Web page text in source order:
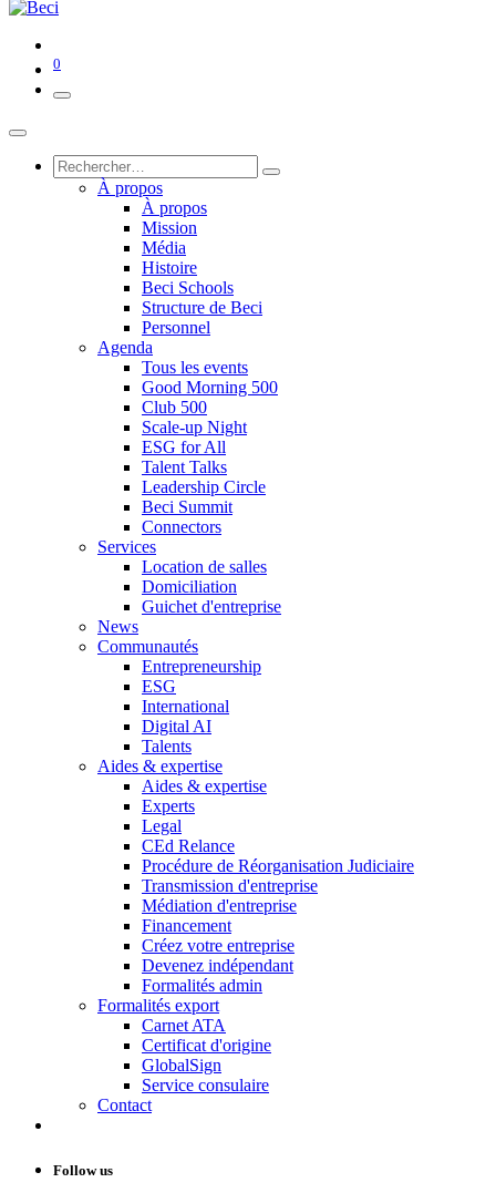
0
À propos
À propos
Mission
Média
Histoire
Beci Schools
Structure de Beci
Personnel
Agenda
Tous les events
Good Morning 500
Club 500
Scale-up Night
ESG for All
Talent Talks
Leadership Circle
Beci Summit
Connectors
Services
Location de salles
Domiciliation
Guichet d'entreprise
News
Communautés
Entrepreneurship
ESG
International
Digital AI
Talents
Aides & expertise
Aides & expertise
Experts
Legal
CEd Relance
Procédure de Réorganisation Judiciaire
Transmission d'entreprise
Médiation d'entreprise
Financement
Créez votre entreprise
Devenez indépendant
Formalités admin
Formalités export
Carnet ATA
Certificat d'origine
GlobalSign
Service consulaire
Contact
Follow us